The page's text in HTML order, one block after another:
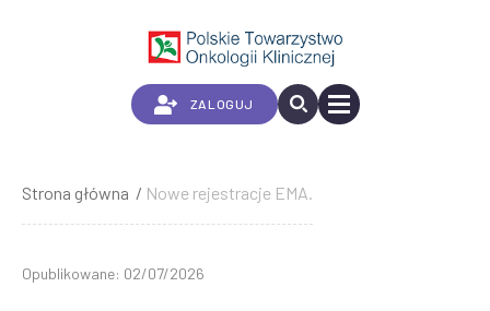
ZALOGUJ
Ścieżka
nawigacyjna
Strona główna Nowe rejestracje EMA.
Opublikowane: 02/07/2026